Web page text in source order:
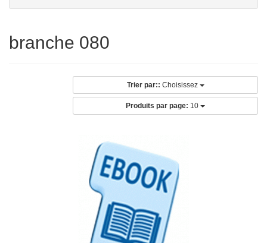
branche 080
Trier par:: Choisissez
Produits par page: 10